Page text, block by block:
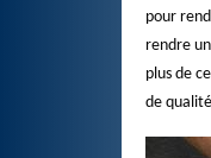
pour
rendre
plus de
de